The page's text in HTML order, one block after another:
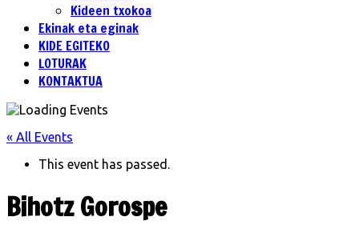
Kideen txokoa
Ekinak eta eginak
KIDE EGITEKO
LOTURAK
KONTAKTUA
« All Events
This event has passed.
Bihotz Gorospe